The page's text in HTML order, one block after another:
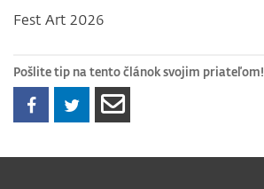
Fest Art 2026
Pošlite tip na tento článok svojim priateľom!